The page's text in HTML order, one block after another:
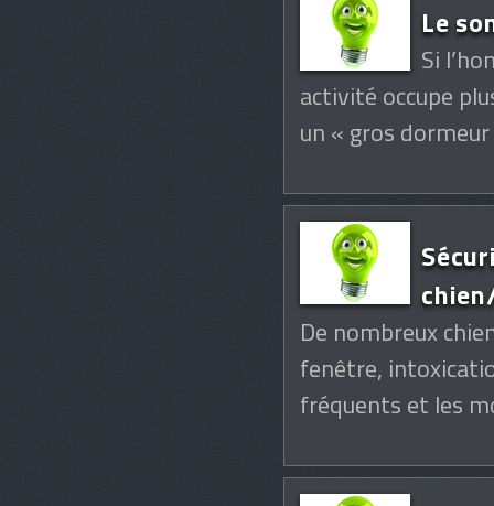
Le
Si
activité occupe
un « gros
De nombreux
fenêtre,
fréquents et les